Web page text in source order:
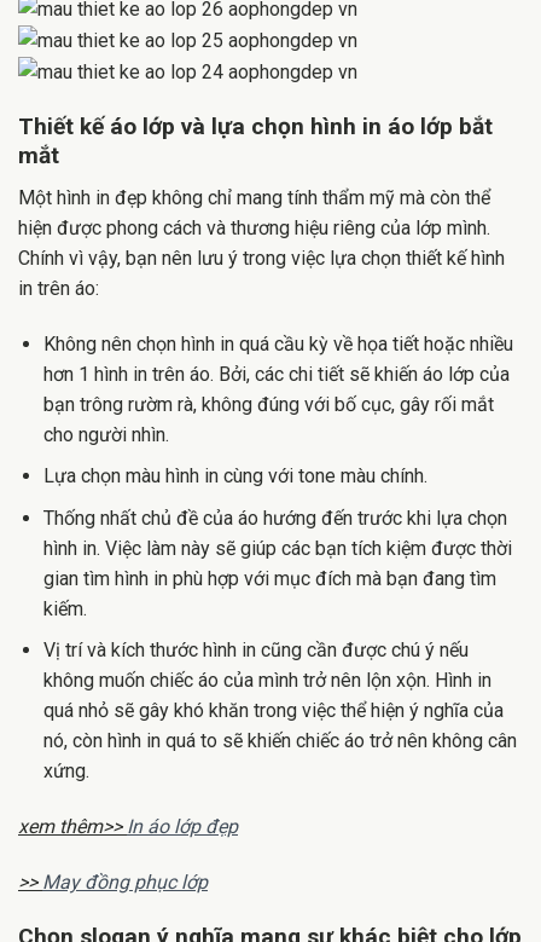
Thiết kế áo lớpvà lựa chọn hình in áo lớp bắt
mắt
Một hình in đẹp không chỉ mang tính thẩm mỹ mà còn thể
hiện được phong cách và thương hiệu riêng của lớp mình.
Chính vì vậy, bạn nên lưu ý trong việc lựa chọn thiết kế hình
in trên áo:
Không nên chọn hình in quá cầu kỳ về họa tiết hoặc nhiều
hơn 1 hình in trên áo. Bởi, các chi tiết sẽ khiến áo lớp của
bạn trông rườm rà, không đúng với bố cục, gây rối mắt
cho người nhìn.
Lựa chọn màu hình in cùng với tone màu chính.
Thống nhất chủ đề của áo hướng đến trước khi lựa chọn
hình in. Việc làm này sẽ giúp các bạn tích kiệm được thời
gian tìm hình in phù hợp với mục đích mà bạn đang tìm
kiếm.
Vị trí và kích thước hình in cũng cần được chú ý nếu
không muốn chiếc áo của mình trở nên lộn xộn. Hình in
quá nhỏ sẽ gây khó khăn trong việc thể hiện ý nghĩa của
nó, còn hình in quá to sẽ khiến chiếc áo trở nên không cân
xứng.
xem thêm>> In áo lớp đẹp
>> May đồng phục lớp
Chọn slogan ý nghĩa mang sự khác biệt cho lớp